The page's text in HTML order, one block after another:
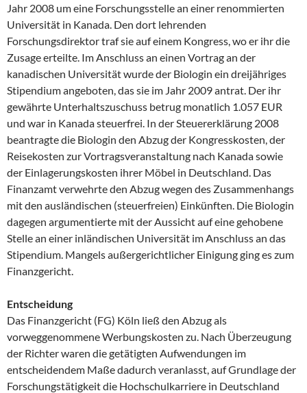
Jahr 2008 um eine Forschungsstelle an einer renommierten
Universität in Kanada. Den dort lehrenden
Forschungsdirektor traf sie auf einem Kongress, wo er ihr die
Zusage erteilte. Im Anschluss an einen Vortrag an der
kanadischen Universität wurde der Biologin ein dreijähriges
Stipendium angeboten, das sie im Jahr 2009 antrat. Der ihr
gewährte Unterhaltszuschuss betrug monatlich 1.057 EUR
und war in Kanada steuerfrei. In der Steuererklärung 2008
beantragte die Biologin den Abzug der Kongresskosten, der
Reisekosten zur Vortragsveranstaltung nach Kanada sowie
der Einlagerungskosten ihrer Möbel in Deutschland. Das
Finanzamt verwehrte den Abzug wegen des Zusammenhangs
mit den ausländischen (steuerfreien) Einkünften. Die Biologin
dagegen argumentierte mit der Aussicht auf eine gehobene
Stelle an einer inländischen Universität im Anschluss an das
Stipendium. Mangels außergerichtlicher Einigung ging es zum
Finanzgericht.
Entscheidung
Das Finanzgericht (FG) Köln ließ den Abzug als
vorweggenommene Werbungskosten zu. Nach Überzeugung
der Richter waren die getätigten Aufwendungen im
entscheidendem Maße dadurch veranlasst, auf Grundlage der
Forschungstätigkeit die Hochschulkarriere in Deutschland